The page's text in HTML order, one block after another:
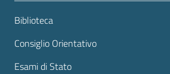
Biblioteca
Consiglio Orientativo
Esami di Stato